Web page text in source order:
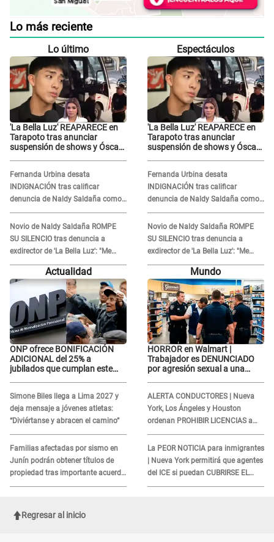
Lo más reciente
Lo último
'La Bella Luz' REAPARECE en
Tarapoto tras anunciar
suspensión de shows y Óscar
Fernanda Urbina desata
INDIGNACIÓN tras calificar
denuncia de Naldy Saldaña como
'acto bochornoso': "No es justo
atacar a otra mujer"
Novio de Naldy Saldaña ROMPE
SU SILENCIO tras denuncia a
exdirector de 'La Bella Luz': "Me
basta con que ella esté bien"
Espectáculos
'La Bella Luz' REAPARECE en
Tarapoto tras anunciar
suspensión de shows y Óscar
Fernanda Urbina desata
INDIGNACIÓN tras calificar
denuncia de Naldy Saldaña como
'acto bochornoso': "No es justo
atacar a otra mujer"
Novio de Naldy Saldaña ROMPE
SU SILENCIO tras denuncia a
exdirector de 'La Bella Luz': "Me
basta con que ella esté bien"
Actualidad
ONP ofrece BONIFICACIÓN
ADICIONAL del 25% a
jubilados que cumplan este
Simone Biles llega a Lima 2027 y
deja mensaje a jóvenes atletas:
“Diviértanse y abracen el camino”
Familias afectadas por sismo en
Junín podrán obtener títulos de
propiedad tras importante acuerdo
de Cofopri
Mundo
HORROR en Walmart |
Trabajador es DENUNCIADO
por agresión sexual a una
ALERTA CONDUCTORES | Nueva
York, Los Ángeles y Houston
ordenan PROHIBIR LICENCIAS a
quienes no presenten ESTE
DOCUMENTO
La PEOR NOTICIA para inmigrantes
| Nueva York permitirá que agentes
del ICE si puedan CUBRIRSE EL
ROSTRO
Regresar al inicio